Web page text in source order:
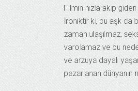
Filmin hızla akıp
İroniktir ki, bu aşk da
zaman ulaşılmaz,
varolamaz ve bu
ve arzuya dayalı
pazarlanan dünyanın